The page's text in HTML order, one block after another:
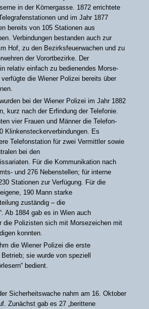
in der Körnergasse. 1872 errichtete
und im Jahr 1877
bereits von 105 Stationen aus
Verbindungen bestanden auch zur
Hof, zu den Bezirksfeuerwachen und zu
der Vorortbezirke. Der
relativ einfach zu bedienendes Morse-
die Wiener Polizei bereits über
bei der Wiener Polizei im Jahr 1882
kurz nach der Erfindung der Telefonie.
vier Frauen und Männer die Telefon-
Klinkensteckerverbindungen. Es
Telefonstation für zwei Vermittler sowie
bei den
Für die Kommunikation nach
und 276 Nebenstellen; für interne
Stationen zur Verfügung. Für die
190 Mann starke
zuständig – die
Ab 1884 gab es in Wien auch
die Polizisten sich mit Morsezeichen mit
konnten.
die Wiener Polizei die erste
sie wurde von speziell
bedient.
Sicherheitswache nahm am 16. Oktober
Zunächst gab es 27 „berittene